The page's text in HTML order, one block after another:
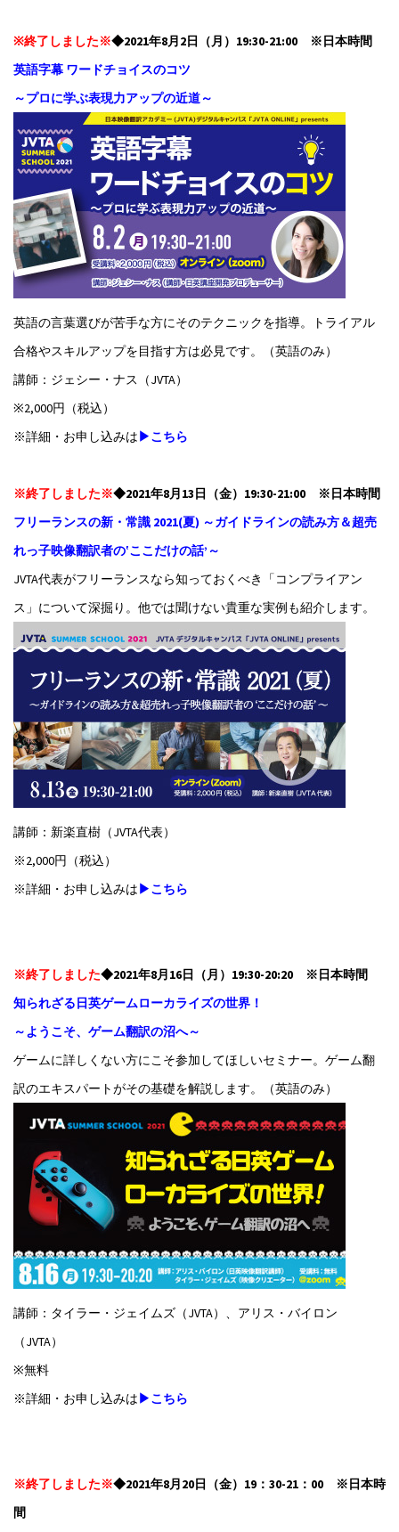
※終了しました※◆2021年8月2日（月）19:30-21:00 ※日本時間
英語字幕 ワードチョイスのコツ
～プロに学ぶ表現力アップの近道～
英語の言葉選びが苦手な方にそのテクニックを指導。トライアル
合格やスキルアップを目指す方は必見です。（英語のみ）
講師：ジェシー・ナス（JVTA）
※2,000円（税込）
※詳細・お申し込みは▶こちら
※終了しました※◆2021年8月13日（金）19:30-21:00 ※日本時間
フリーランスの新・常識 2021(夏) ～ガイドラインの読み方＆超売
れっ子映像翻訳者の‛ここだけの話’～
JVTA代表がフリーランスなら知っておくべき「コンプライアン
ス」について深掘り。他では聞けない貴重な実例も紹介します。
講師：新楽直樹（JVTA代表）
※2,000円（税込）
※詳細・お申し込みは▶こちら
※終了しました◆2021年8月16日（月）19:30-20:20 ※日本時間
知られざる日英ゲームローカライズの世界！
～ようこそ、ゲーム翻訳の沼へ～
ゲームに詳しくない方にこそ参加してほしいセミナー。ゲーム翻
訳のエキスパートがその基礎を解説します。（英語のみ）
講師：タイラー・ジェイムズ（JVTA）、アリス・バイロン
（JVTA）
※無料
※詳細・お申し込みは▶こちら
※終了しました※◆2021年8月20日（金）19：30-21：00 ※日本時
間